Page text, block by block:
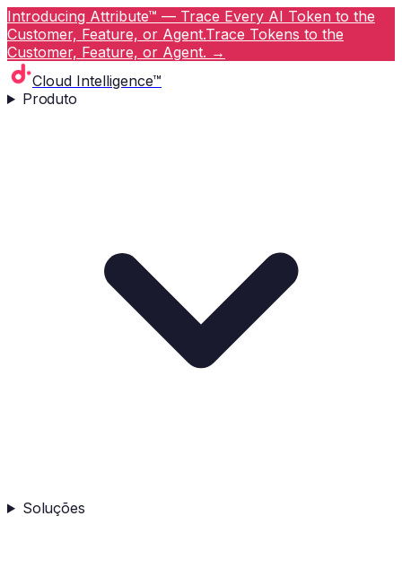
Introducing Attribute™ — Trace Every AI Token to the
Customer, Feature, or Agent.Trace Tokens to the
Customer, Feature, or Agent. →
Cloud Intelligence™
Produto
Soluções